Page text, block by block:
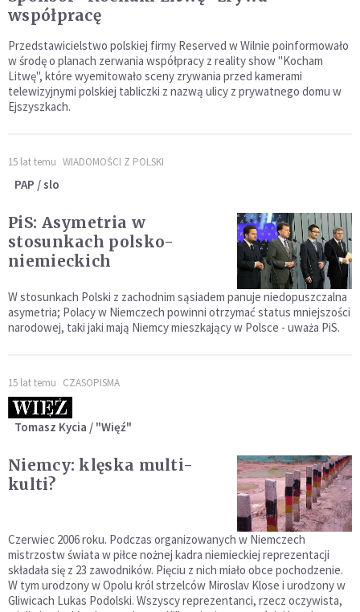
współpracę
Przedstawicielstwo polskiej firmy Reserved w Wilnie poinformowało
w środę o planach zerwania współpracy z reality show "Kocham
Litwę", które wyemitowało sceny zrywania przed kamerami
telewizyjnymi polskiej tabliczki z nazwą ulicy z prywatnego domu w
Ejszyszkach.
15 lat temu WIADOMOŚCI Z POLSKI
PAP / slo
PiS: Asymetria w
stosunkach polsko-
niemieckich
W stosunkach Polski z zachodnim sąsiadem panuje niedopuszczalna
asymetria; Polacy w Niemczech powinni otrzymać status mniejszości
narodowej, taki jaki mają Niemcy mieszkający w Polsce - uważa PiS.
15 lat temu CZASOPISMA
Tomasz Kycia / "Więź"
Niemcy: klęska multi-
kulti?
Czerwiec 2006 roku. Podczas organizowanych w Niemczech
mistrzostw świata w piłce nożnej kadra niemieckiej reprezentacji
składała się z 23 zawodników. Pięciu z nich miało obce pochodzenie.
W tym urodzony w Opolu król strzelców Miroslav Klose i urodzony w
Gliwicach Lukas Podolski. Wszyscy reprezentanci, rzecz oczywista,